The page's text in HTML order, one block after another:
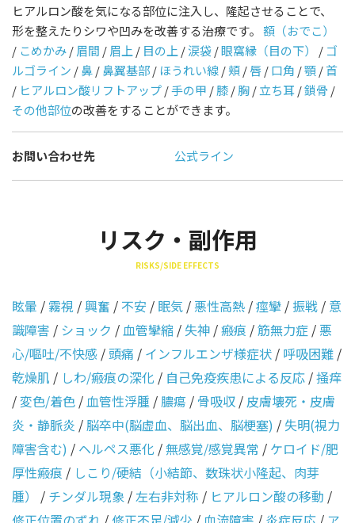
ヒアルロン酸を気になる部位に注入し、隆起させることで、
形を整えたりシワや凹みを改善する治療です。 額（おでこ）
/ こめかみ/眉間 /眉上 / 目の上 /涙袋/眼窩縁（目の下） / ゴ
ルゴライン /鼻/鼻翼基部/ ほうれい線/頬/唇/口角 /顎/首
/ ヒアルロン酸リフトアップ/手の甲 /膝/胸/立ち耳/鎖骨 /
その他部位の改善をすることができます。
お問い合わせ先 公式ライン
リスク・副作用
RISKS/SIDE EFFECTS
眩暈 /霧視 /興奮 / 不安 / 眠気 /悪性高熱 /痙攣 /振戦 / 意
識障害 / ショック /血管攣縮 /失神 /瘢痕 /筋無力症 /悪
心/嘔吐/不快感 /頭痛 / インフルエンザ様症状 / 呼吸困難 /
乾燥肌 / しわ/瘢痕の深化 / 自己免疫疾患による反応 /掻痒
/変色/着色 /血管性浮腫 /膿瘍 / 骨吸収 / 皮膚壊死・皮膚
炎・静脈炎 /脳卒中(脳虚血、脳出血、脳梗塞) /失明(視力
障害含む) / ヘルペス悪化 /無感覚/感覚異常 / ケロイド/肥
厚性瘢痕 / しこり/硬結（小結節、数珠状小隆起、肉芽
腫）
/ チンダル現象 /左右非対称 / ヒアルロン酸の移動 /